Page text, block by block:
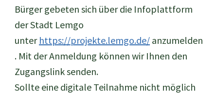
Bürger gebeten sich über die Infoplattform
der Stadt Lemgo
unter https://projekte.lemgo.de/ anzumelden
. Mit der Anmeldung können wir Ihnen den
Zugangslink senden.
Sollte eine digitale Teilnahme nicht möglich